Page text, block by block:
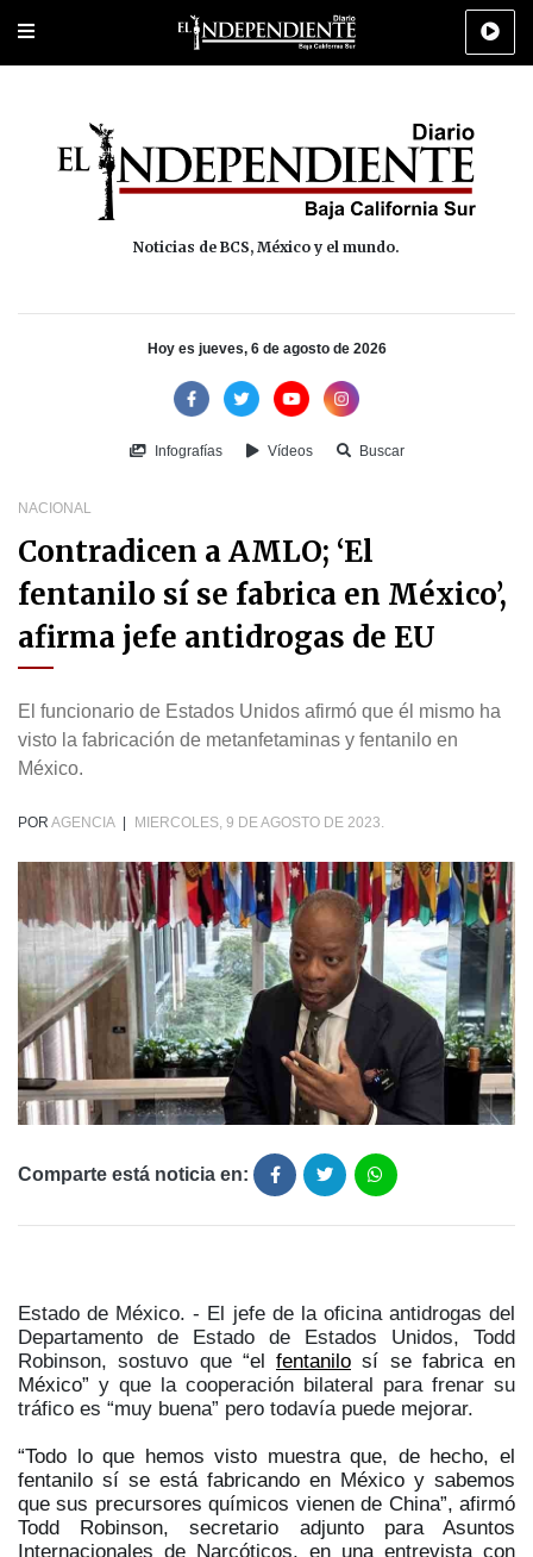
Portada Los Cabos Policiaca Deportes Cultura
Noticias de BCS, México y el mundo.
Hoy es jueves, 6 de agosto de 2026
Infografías Vídeos Buscar
NACIONAL
Contradicen a AMLO; ‘El
fentanilo sí se fabrica en México’,
afirma jefe antidrogas de EU
El funcionario de Estados Unidos afirmó que él mismo ha
visto la fabricación de metanfetaminas y fentanilo en
México.
POR AGENCIA MIERCOLES, 9 DE AGOSTO DE 2023.
Comparte está noticia en:
Estado de México. - El jefe de la oficina antidrogas del
Departamento de Estado de Estados Unidos, Todd
Robinson, sostuvo que “el fentanilo sí se fabrica en
México” y que la cooperación bilateral para frenar su
tráfico es “muy buena” pero todavía puede mejorar.
“Todo lo que hemos visto muestra que, de hecho, el
fentanilo sí se está fabricando en México y sabemos
que sus precursores químicos vienen de China”, afirmó
Todd Robinson, secretario adjunto para Asuntos
Internacionales de Narcóticos, en una entrevista con